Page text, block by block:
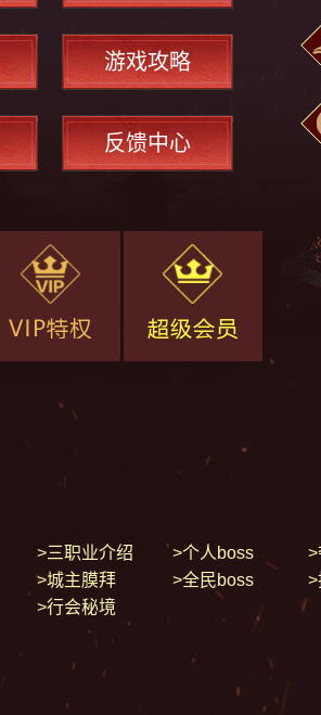
游戏攻略
反馈中心
>三职业介绍 >个人boss
>
>城主膜拜
>全民boss
>
>行会秘境